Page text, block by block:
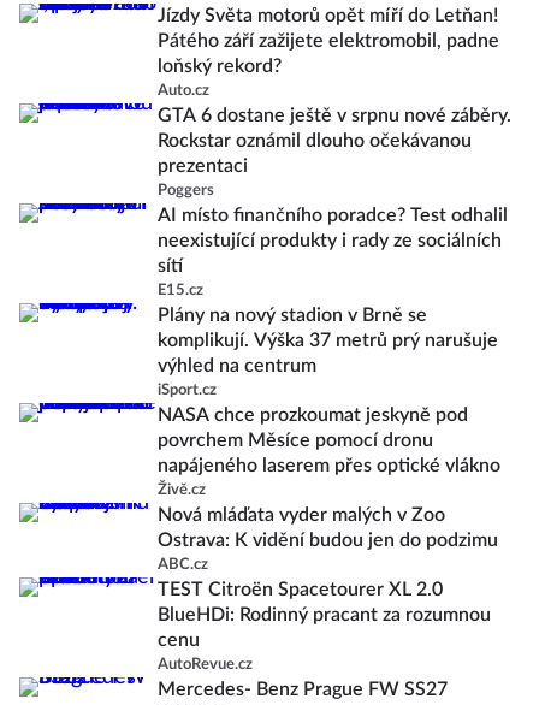
Jízdy Světa motorů opět míří do Letňan!
Pátého září zažijete elektromobil, padne
loňský rekord?
Auto.cz
GTA 6 dostane ještě v srpnu nové záběry.
Rockstar oznámil dlouho očekávanou
prezentaci
Poggers
AI místo finančního poradce? Test odhalil
neexistující produkty i rady ze sociálních
sítí
E15.cz
Plány na nový stadion v Brně se
komplikují. Výška 37 metrů prý narušuje
výhled na centrum
iSport.cz
NASA chce prozkoumat jeskyně pod
povrchem Měsíce pomocí dronu
napájeného laserem přes optické vlákno
Živě.cz
Nová mláďata vyder malých v Zoo
Ostrava: K vidění budou jen do podzimu
ABC.cz
TEST Citroën Spacetourer XL 2.0
BlueHDi: Rodinný pracant za rozumnou
cenu
AutoRevue.cz
Mercedes- Benz Prague FW SS27